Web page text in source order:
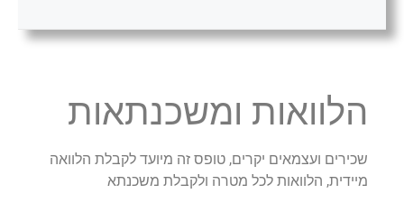
הלוואות ומשכנתאות
שכירים ועצמאים יקרים, טופס זה מיועד לקבלת הלוואה
מיידית, הלוואות לכל מטרה ולקבלת משכנתא